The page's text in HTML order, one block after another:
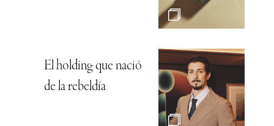
El holding que nació
de la rebeldía